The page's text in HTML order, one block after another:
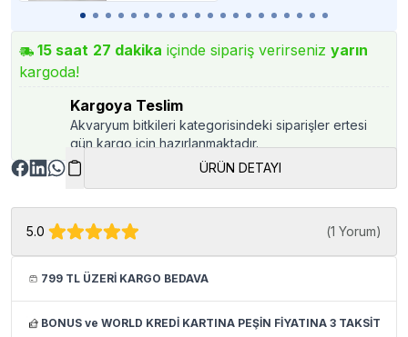
15 saat 27 dakika içinde sipariş verirseniz yarın
kargoda!
Kargoya Teslim
Akvaryum bitkileri kategorisindeki siparişler ertesi
gün kargo için hazırlanmaktadır.
ÜRÜN DETAYI
5.0 (1 Yorum)
799 TL ÜZERİ KARGO BEDAVA
BONUS ve WORLD KREDİ KARTINA PEŞİN FİYATINA 3 TAKSİT